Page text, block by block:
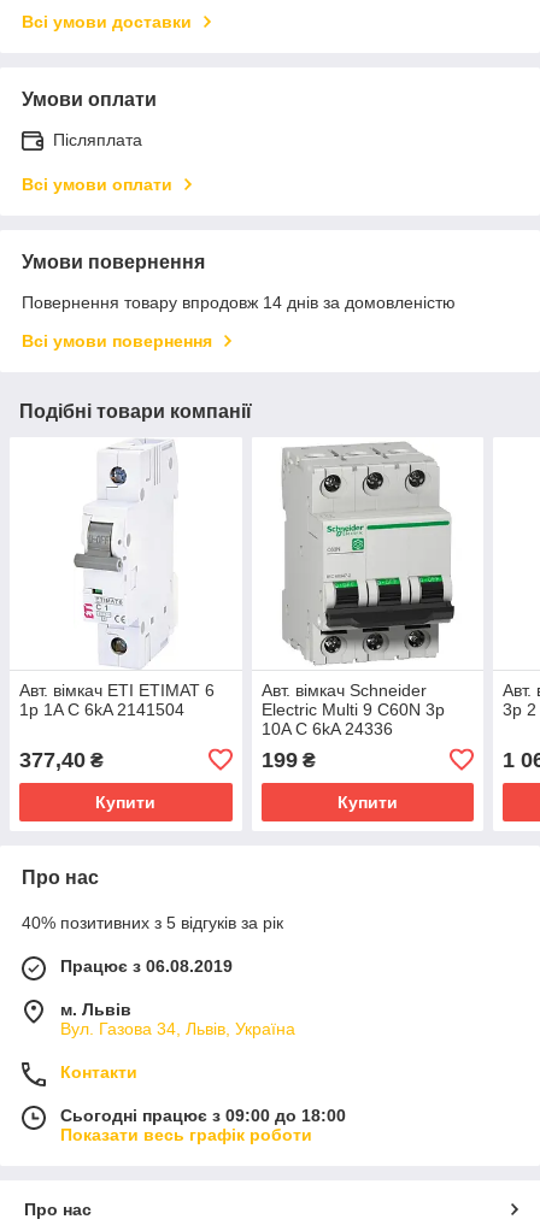
Всі умови доставки
Умови оплати
Післяплата
Всі умови оплати
Умови повернення
Повернення товару впродовж 14 днів за домовленістю
Всі умови повернення
Подібні товари компанії
Авт. вімкач ETI ETIMAT 6
1p 1A C 6kA 2141504
377,40 ₴
Купити
Авт. вімкач Schneider
Electric Multi 9 C60N 3p
10A C 6kA 24336
199₴
Купити
Авт.
3p 2
1
Про нас
40% позитивних з 5 відгуків за рік
Працює з 06.08.2019
м. Львів
Вул. Газова 34, Львів, Україна
Контакти
Сьогодні працює з 09:00 до 18:00
Показати весь графік роботи
Про нас